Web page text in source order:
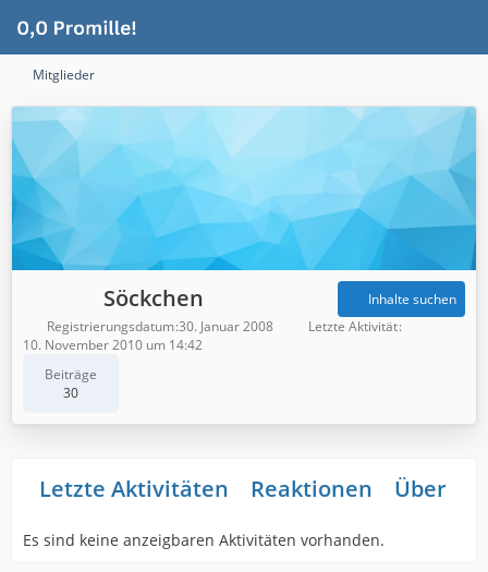
Mitglieder
Söckchen
Beiträge
30
Inhalte suchen
Registrierungsdatum 30. Januar 2008
Letzte Aktivität
10. November 2010 um 14:42
Letzte Aktivitäten Reaktionen Über
Es sind keine anzeigbaren Aktivitäten vorhanden.